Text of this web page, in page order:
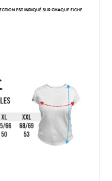
EST INDIQUÉ SUR CHAQUE FICHE